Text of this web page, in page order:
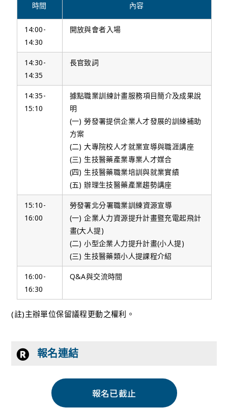
時間 內容
14:00-
14:30
開放與會者入場
14:30-
14:35
長官致詞
14:35-
15:10
據點職業訓練計畫服務項目簡介及成果說
明
(一) 勞發署提供企業人才發展的訓練補助
方案
(二) 大專院校人才就業宣導與職涯講座
(三) 生技醫藥產業專業人才媒合
(四) 生技醫藥職業培訓與就業實績
(五) 辦理生技醫藥產業趨勢講座
15:10-
16:00
勞發署北分署職業訓練資源宣導
(一) 企業人力資源提升計畫暨充電起飛計
畫(大人提)
(二) 小型企業人力提升計畫(小人提)
(三) 生技醫藥類小人提課程介紹
16:00-
16:30
Q&A與交流時間
(註)主辦單位保留議程更動之權利。
報名連結
報名已截止